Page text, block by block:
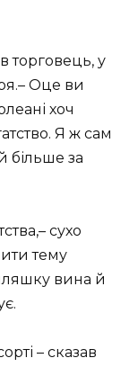
торговець, у
Оце ви
хоч
Я ж сам
більше за
сухо
тему
вина й
– сказав